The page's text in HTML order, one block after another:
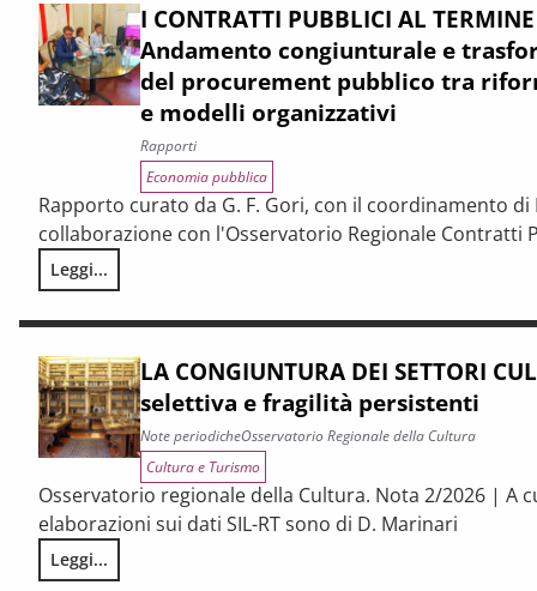
I CONTRATTI PUBBLICI AL
Andamento congiunturale e
del procurement pubblico tra
e modelli organizzativi
Rapporti
Economia pubblica
Rapporto curato da G. F. Gori, con il coordinamento di
collaborazione con l'Osservatorio Regionale Contratti
Leggi...
I CONTRATTI PUBBLICI AL TERMINE DEL PNRR –
LA CONGIUNTURA DEI SETTORI
selettiva e fragilità persistenti
Note periodicheOsservatorio Regionale della Cultura
Cultura e Turismo
Osservatorio regionale della Cultura. Nota 2/2026 | A
elaborazioni sui dati SIL-RT sono di D. Marinari
Leggi...
LA CONGIUNTURA DEI SETTORI CULTURALI. Ripresa